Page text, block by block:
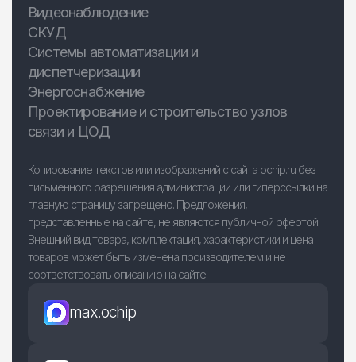
Видеонаблюдение
СКУД
Системы автоматизации и
диспетчеризации
Энергоснабжение
Проектирование и строительство узлов
связи и ЦОД
Копирование текстов или изображений с сайта ochip.ru без
письменного разрешения администрации или гиперссылки на
главную страницу запрещено. Предложения,
представленные на сайте, не являются публичной офертой.
Внешний вид товара, комплектация, характеристики и цена
товаров может быть изменена производителем и не
соответствовать описанию на сайте.
max.ochip